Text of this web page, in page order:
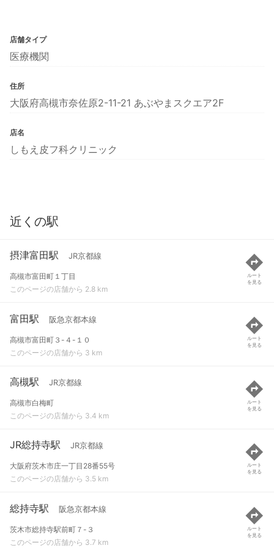
店舗タイプ
医療機関
住所
大阪府高槻市奈佐原2-11-21 あぶやまスクエア2F
店名
しもえ皮フ科クリニック
近くの駅
摂津富田駅 JR京都線
高槻市富田町１丁目
このページの店舗から 2.8 km
ルート
を見る
富田駅 阪急京都本線
高槻市富田町３-４-１０
このページの店舗から 3 km
ルート
を見る
高槻駅 JR京都線
高槻市白梅町
このページの店舗から 3.4 km
ルート
を見る
JR総持寺駅 JR京都線
大阪府茨木市庄一丁目28番55号
このページの店舗から 3.5 km
ルート
を見る
総持寺駅 阪急京都本線
茨木市総持寺駅前町７-３
このページの店舗から 3.7 km
ルート
を見る